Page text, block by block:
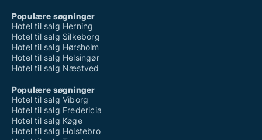
Populære søgninger
Hotel til salg Herning
Hotel til salg Silkeborg
Hotel til salg Hørsholm
Hotel til salg Helsingør
Hotel til salg Næstved
Populære søgninger
Hotel til salg Viborg
Hotel til salg Fredericia
Hotel til salg Køge
Hotel til salg Holstebro